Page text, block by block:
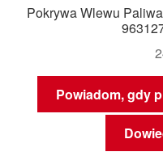
Pokrywa Wlewu
Powiadom, gdy